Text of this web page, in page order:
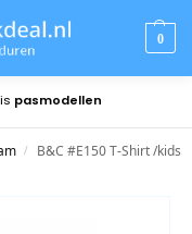
0
pasmodellen
/ B&C #E150 T-Shirt /kids